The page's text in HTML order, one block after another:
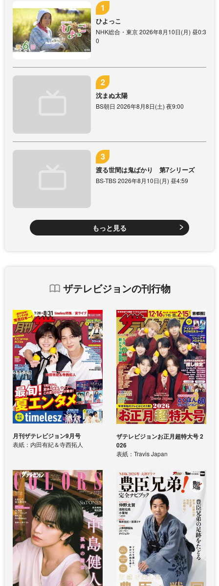
ひよっこ
NHK総合・東京 2026年8月10日(月) 昼0:3
0
沈まぬ太陽
BS朝日 2026年8月8日(土) 夜9:00
渡る世間は鬼ばかり 第7シリーズ
BS-TBS 2026年8月10日(月) 昼4:59
もっと見る
ザテレビジョンの刊行物
月刊ザテレビジョン9月号
表紙：内田有紀＆寺西拓人
ザテレビジョンお正月超特大号 2
026
表紙：Travis Japan